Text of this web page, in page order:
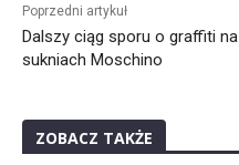
Poprzedni artykuł
Dalszy ciąg sporu o graffiti na
sukniach Moschino
ZOBACZ TAKŻE